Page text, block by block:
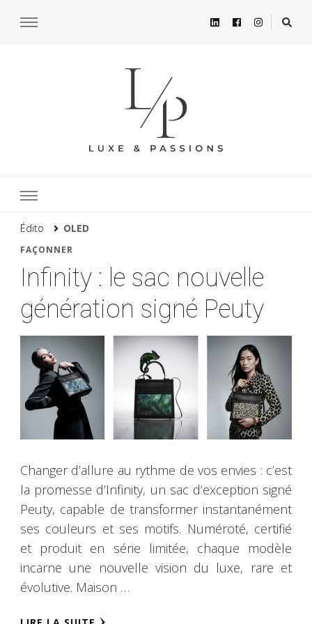
Édito OLED
FAÇONNER
Infinity : le sac nouvelle
génération signé Peuty
Changer d’allure au rythme de vos envies : c’est
la promesse d’Infinity, un sac d’exception signé
Peuty, capable de transformer instantanément
ses couleurs et ses motifs. Numéroté, certifié
et produit en série limitée, chaque modèle
incarne une nouvelle vision du luxe, rare et
évolutive. Maison …